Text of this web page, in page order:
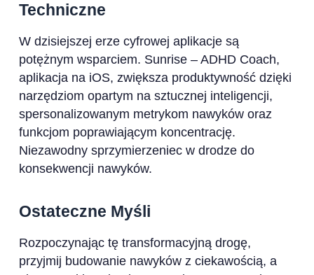
Techniczne
W dzisiejszej erze cyfrowej aplikacje są
potężnym wsparciem. Sunrise – ADHD Coach,
aplikacja na iOS, zwiększa produktywność dzięki
narzędziom opartym na sztucznej inteligencji,
spersonalizowanym metrykom nawyków oraz
funkcjom poprawiającym koncentrację.
Niezawodny sprzymierzeniec w drodze do
konsekwencji nawyków.
Ostateczne Myśli
Rozpoczynając tę transformacyjną drogę,
przyjmij budowanie nawyków z ciekawością, a